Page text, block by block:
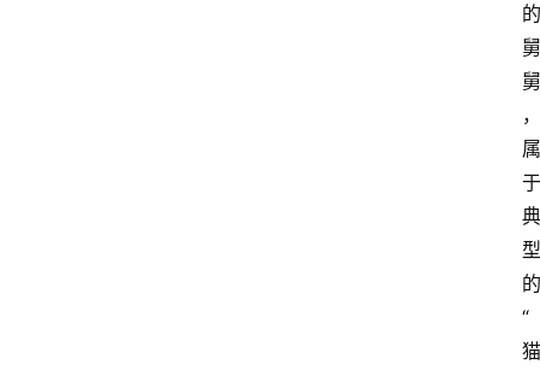
的
舅
舅
，
属
于
典
型
的
“
猫